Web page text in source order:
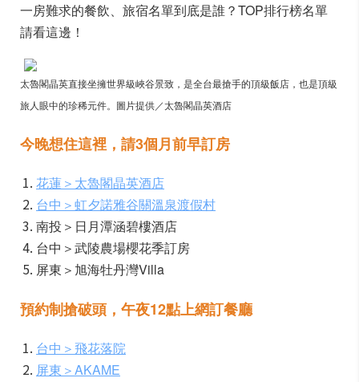
一房難求的餐飲、旅宿名單到底是誰？TOP排行榜名單
請看這邊！
太魯閣晶英直接坐擁世界級峽谷景致，是全台最搶手的頂級飯店，也是頂級
旅人眼中的珍稀元件。圖片提供／太魯閣晶英酒店
今晚想住這裡，請3個月前早訂房
花蓮＞太魯閣晶英酒店
台中＞虹夕諾雅谷關溫泉渡假村
南投＞日月潭涵碧樓酒店
台中＞武陵農場櫻花季訂房
屏東＞旭海牡丹灣Villa
預約制搶破頭，午夜12點上網訂餐廳
台中＞飛花落院
屏東＞AKAME